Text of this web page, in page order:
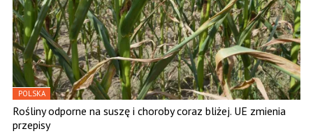
POLSKA
Rośliny odporne na suszę i choroby coraz bliżej. UE zmienia
przepisy